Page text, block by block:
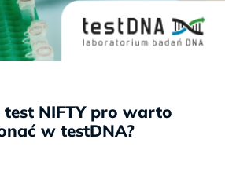
test NIFTY pro warto
w testDNA?